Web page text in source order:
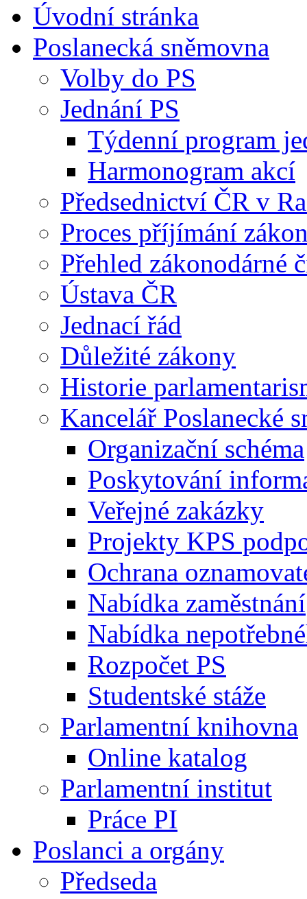
Úvodní stránka
Poslanecká sněmovna
Volby do PS
Jednání PS
Týdenní program
Harmonogram akcí
Předsednictví ČR v
Proces příjímání
Přehled zákonodárné
Ústava ČR
Jednací řád
Důležité zákony
Historie
Kancelář Poslanecké
Organizační schéma
Poskytování
Veřejné zakázky
Projekty KPS
Ochrana
Nabídka zaměstnání
Nabídka
Rozpočet PS
Studentské stáže
Parlamentní knihovna
Online katalog
Parlamentní institut
Práce PI
Poslanci a orgány
Předseda